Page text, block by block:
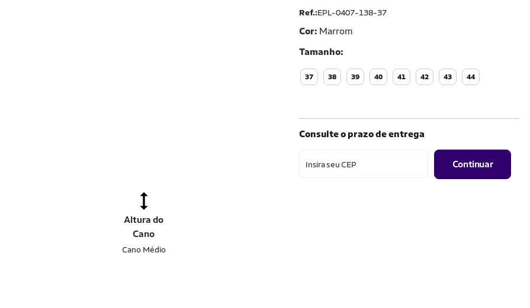
Ref.:EPL-0407-138-37
Cor: Marrom
Tamanho
37 38 39 40 41 42 43 44
Consulte o prazo de entrega
Insira seu CEP Continuar
Altura do
Cano
Cano Médio